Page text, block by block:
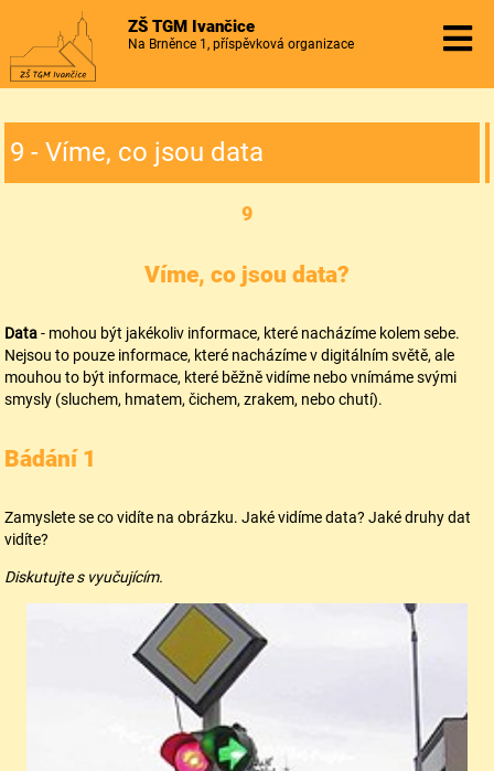
ZŠ TGM Ivančice
Na Brněnce 1, příspěvková organizace
9 - Víme, co jsou data
9
Víme, co jsou data?
Data- mohou být jakékoliv informace, které nacházíme kolem sebe.
Nejsou to pouze informace, které nacházíme v digitálním světě, ale
mouhou to být informace, které běžně vidíme nebo vnímáme svými
smysly (sluchem, hmatem, čichem, zrakem, nebo chutí).
Bádání 1
Zamyslete se co vidíte na obrázku. Jaké vidíme data? Jaké druhy dat
vidíte?
Diskutujte s vyučujícím.